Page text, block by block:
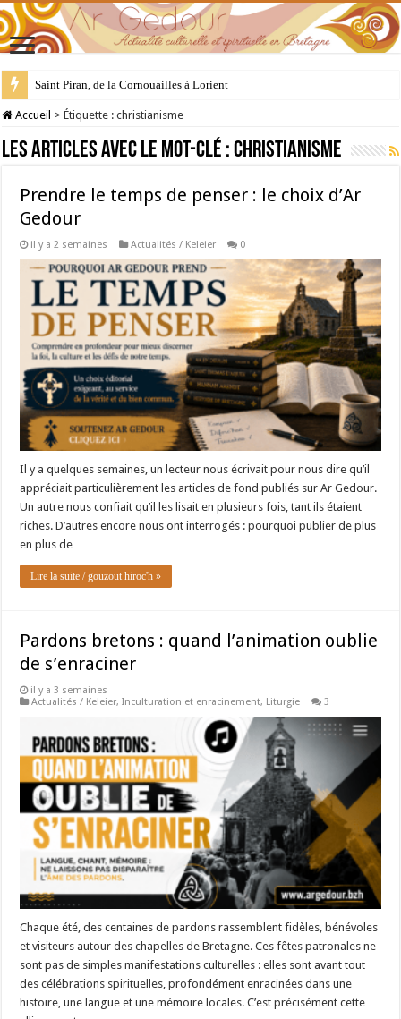
28 juillet : Saint Samson de Dol, père de la Bretagne chrétienne
Accueil > Étiquette :christianisme
Les articles avec le mot-clé :christianisme
Prendre le temps de penser : le choix d’Ar
Gedour
il y a 2 semaines Actualités / Keleier 0
Il y a quelques semaines, un lecteur nous écrivait pour nous dire qu’il
appréciait particulièrement les articles de fond publiés sur Ar Gedour.
Un autre nous confiait qu’il les lisait en plusieurs fois, tant ils étaient
riches. D’autres encore nous ont interrogés : pourquoi publier de plus
en plus de …
Lire la suite / gouzout hiroc'h »
Pardons bretons : quand l’animation oublie
de s’enraciner
il y a 3 semaines
Actualités / Keleier,Inculturation et enracinement, Liturgie 3
Chaque été, des centaines de pardons rassemblent fidèles, bénévoles
et visiteurs autour des chapelles de Bretagne. Ces fêtes patronales ne
sont pas de simples manifestations culturelles : elles sont avant tout
des célébrations spirituelles, profondément enracinées dans une
histoire, une langue et une mémoire locales. C’est précisément cette